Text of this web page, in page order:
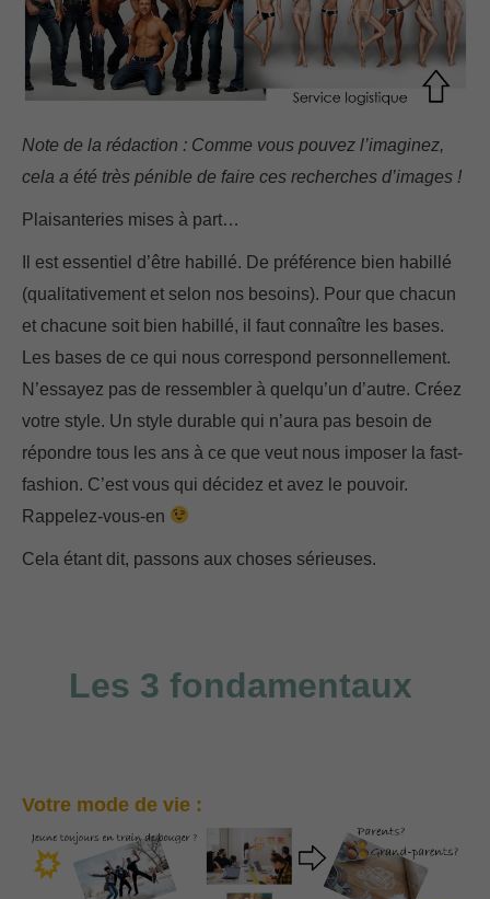
Note de la rédaction : Comme vous pouvez l’imaginez,
cela a été très pénible de faire ces recherches d’images !
Plaisanteries mises à part…
Il est essentiel d’être habillé. De préférence bien habillé
(qualitativement et selon nos besoins). Pour que chacun
et chacune soit bien habillé, il faut connaître les bases.
Les bases de ce qui nous correspond personnellement.
N’essayez pas de ressembler à quelqu’un d’autre. Créez
votre style. Un style durable qui n’aura pas besoin de
répondre tous les ans à ce que veut nous imposer la fast-
fashion. C’est vous qui décidez et avez le pouvoir.
Rappelez-vous-en
Cela étant dit, passons aux choses sérieuses.
Les 3 fondamentaux
Votre mode de vie :